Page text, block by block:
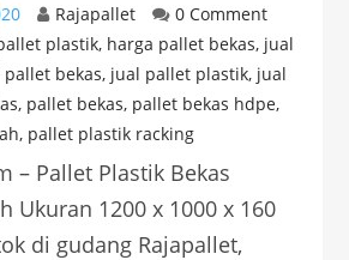
Rajapallet
0 Comment
plastik, harga pallet bekas, jual
pallet bekas, jual pallet plastik, jual
, pallet bekas, pallet bekas hdpe,
, pallet plastik racking
– Pallet Plastik Bekas
Ukuran 1200 x 1000 x 160
di gudang Rajapallet,